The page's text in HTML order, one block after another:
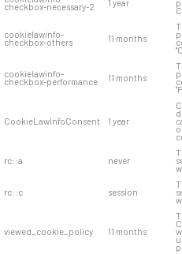
checkbox-necessary-2 1 year
cookielawinfo-
checkbox-others 11 months
cookielawinfo-
checkbox-performance 11 months
CookieLawInfoConsent 1 year
rc::a never
rc::c session
viewed_cookie_policy 11 months